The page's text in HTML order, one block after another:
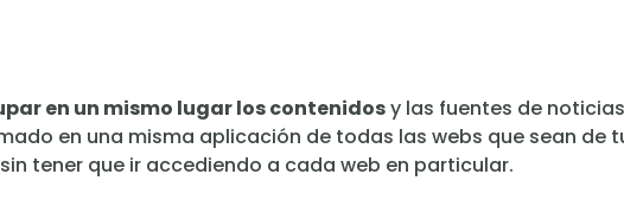
en un mismo lugar los contenidosy las fuentes de
en una misma aplicación de todas las webs que sean de
tener que ir accediendo a cada web en particular.